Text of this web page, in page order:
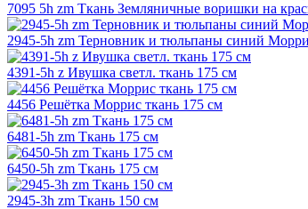
7095 5h zm Ткань Земляничные воришки на
2945-5h zm Терновник и тюльпаны синий
4391-5h z Ивушка светл. ткань 175 см
4456 Решётка Моррис ткань 175 см
6481-5h zm Ткань 175 см
6450-5h zm Ткань 175 см
2945-3h zm Ткань 150 см